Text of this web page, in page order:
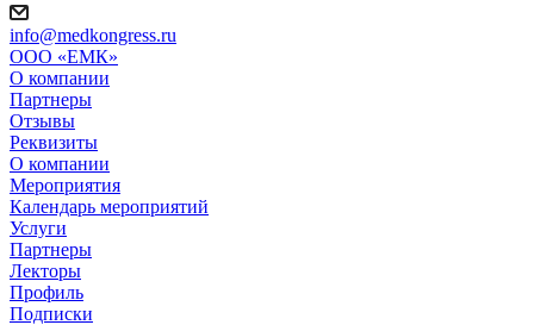
info@medkongress.ru
OOO «ЕМК»
О компании
Партнеры
Отзывы
Реквизиты
О компании
Мероприятия
Календарь мероприятий
Услуги
Партнеры
Лекторы
Профиль
Подписки